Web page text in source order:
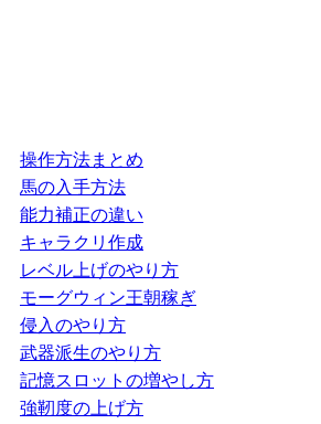
操作方法まとめ
馬の入手方法
能力補正の違い
キャラクリ作成
レベル上げのやり方
モーグウィン王朝稼ぎ
侵入のやり方
武器派生のやり方
記憶スロットの増やし方
強靭度の上げ方